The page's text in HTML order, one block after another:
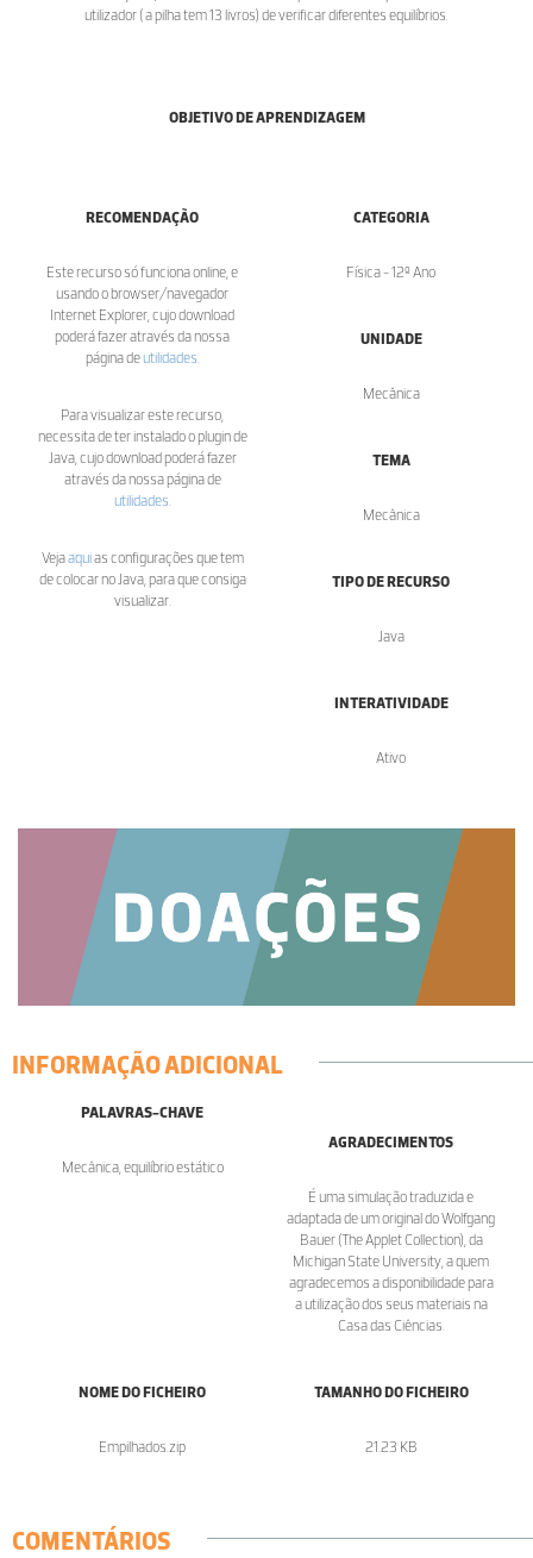
utilizador ( a pilha tem 13 livros) de verificar diferentes equilíbrios.
OBJETIVO DE APRENDIZAGEM
RECOMENDAÇÃO
Este recurso só funciona online, e
usando o browser/navegador
Internet Explorer, cujo download
poderá fazer através da nossa
página deutilidades
Para visualizar este recurso,
necessita de ter instalado o plugin de
Java, cujo download poderá fazer
através da nossa página de
utilidades
Vejaaquias configurações que tem
de colocar no Java, para que consiga
visualizar.
CATEGORIA
Física - 12º Ano
UNIDADE
Mecânica
TEMA
Mecânica
TIPO DE RECURSO
Java
INTERATIVIDADE
Ativo
INFORMAÇÃO ADICIONAL
PALAVRAS-CHAVE
Mecânica, equilíbrio estático
AGRADECIMENTOS
É uma simulação traduzida e
adaptada de um original do Wolfgang
Bauer (The Applet Collection), da
Michigan State University, a quem
agradecemos a disponibilidade para
a utilização dos seus materiais na
Casa das Ciências.
NOME DO FICHEIRO
Empilhados.zip
TAMANHO DO FICHEIRO
21.23 KB
COMENTÁRIOS